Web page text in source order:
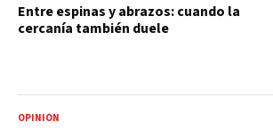
Entre espinas y abrazos: cuando la
cercanía también duele
OPINIÓN